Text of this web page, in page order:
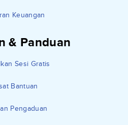
Keuangan
& Panduan
Sesi Gratis
Bantuan
Pengaduan